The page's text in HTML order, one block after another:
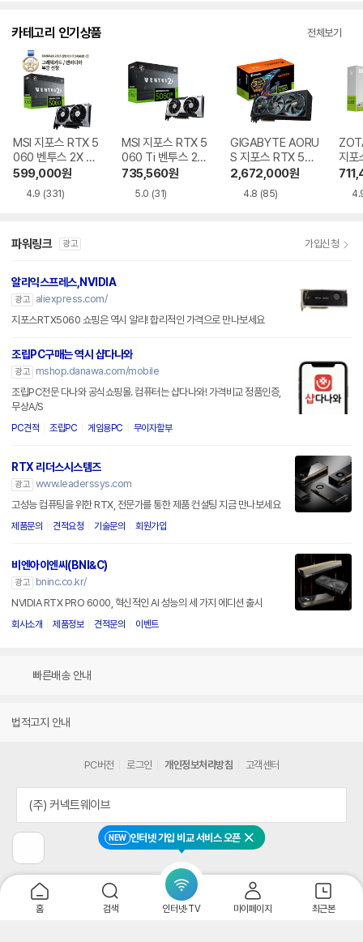
NEW 인터넷 가입 비교 서비스 오픈 닫기
홈 검색 인터넷·TV 마이페이지 최근본
MSI 지포스 RTX 5
060 벤투스 2X OC
D7 8GB
599,000원
4.9 (331)
MSI 지포스 RTX 5
OC 플러스 D7 8G
B
735,560원
5.0 (31)
GIGABYTE AORU
0 MASTER D7 16
GB 제이씨현
2,672,000원
4.8 (85)
Ti
D7
광고
aliexpress.com/
지포스RTX5060 쇼핑은 역시 알리! 합리적인 가격으로 만나보세요
mshop.danawa.com/mobile
조립PC전문 다나와 공식쇼핑몰. 컴퓨터는 샵다나와! 가격비교 정품인증,
무상A/S
PC견적
www.leaderssys.com
고성능 컴퓨팅을 위한 RTX, 전문가를 통한 제품 컨설팅 지금 만나보세요
제품문의 견적요청 기술문의 회원가입
광고
bninc.co.kr/
NVIDIA RTX PRO 6000, 혁신적인 AI 성능의 세 가지 에디션 출시
회사소개 제품정보 견적문의 이벤트
전
페
이
지